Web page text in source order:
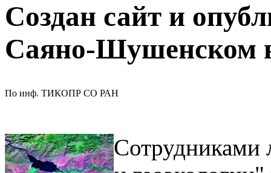
Создан сайт и
Саяно-Шушенском
По инф. ТИКОПР СО РАН
Сотрудниками